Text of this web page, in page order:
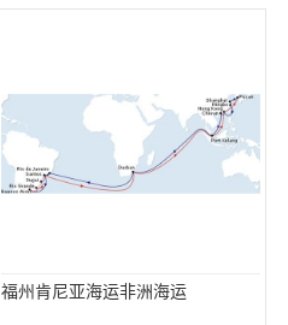
福州肯尼亚海运非洲海运